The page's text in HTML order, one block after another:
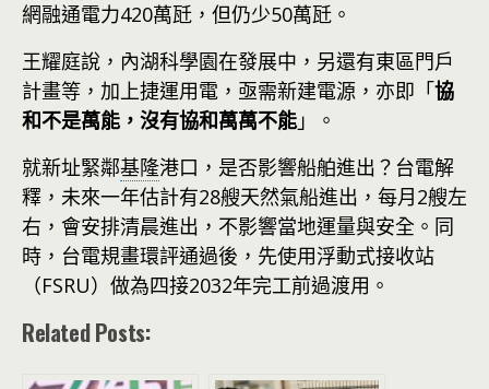
網融通電力420萬瓩，但仍少50萬瓩。
王耀庭說，內湖科學園在發展中，另還有東區門戶
計畫等，加上捷運用電，亟需新建電源，亦即「協
和不是萬能，沒有協和萬萬不能 」。
就新址緊鄰基隆港口，是否影響船舶進出？台電解
釋，未來一年估計有28艘天然氣船進出，每月2艘左
右，會安排清晨進出，不影響當地運量與安全。同
時，台電規畫環評通過後，先使用浮動式接收站
（FSRU）做為四接2032年完工前過渡用。
Related Posts: